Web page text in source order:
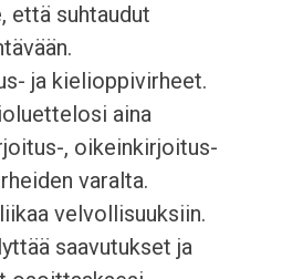
että suhtaudut
ja kielioppivirheet.
aina
, oikeinkirjoitus-
varalta.
velvollisuuksiin.
saavutukset ja